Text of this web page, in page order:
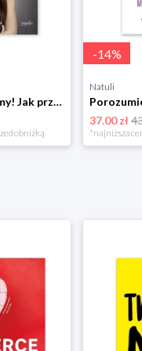
Już się nie rozumiemy! Jak przeżyć czas trzaskających drzwi Esprit
obniżką
-14%
Natuli
37.00 zł
*najniższa